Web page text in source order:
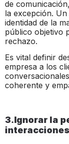
de
la excepción.
identidad de la
público objetivo
rechazo.
Es vital definir
empresa a los
coherente y
3.Ignorar la
interacciones